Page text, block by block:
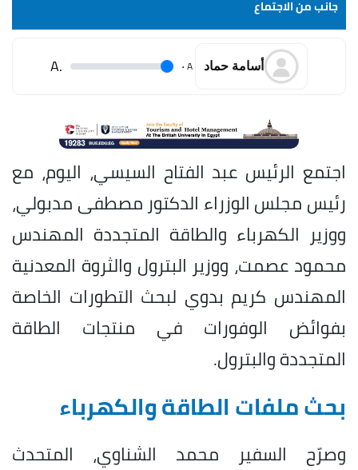
جانب من الاجتماع
أسامة حماد A
.
.A
اجتمع الرئيس عبد الفتاح السيسي، اليوم، مع
رئيس مجلس الوزراء الدكتور مصطفى مدبولي،
ووزير الكهرباء والطاقة المتجددة المهندس
محمود عصمت، ووزير البترول والثروة المعدنية
المهندس كريم بدوي لبحث التطورات الخاصة
بفوائض الوفورات في منتجات الطاقة
المتجددة والبترول.
بحث ملفات الطاقة والكهرباء
وصرّح السفير محمد الشناوي، المتحدث